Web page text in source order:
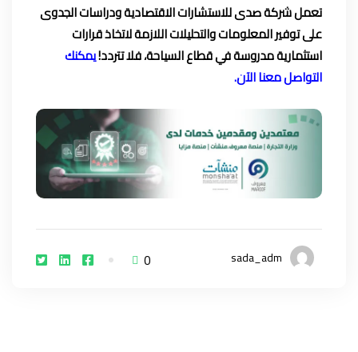
تعمل شركة صدى للاستشارات الاقتصادية ودراسات الجدوى
على توفير المعلومات والتحليلات اللازمة لاتخاذ قرارات
استثمارية مدروسة في قطاع السياحة، فلا تتردد!يمكنك
التواصل معنا الآن.
sada_adm
0